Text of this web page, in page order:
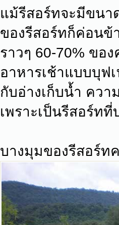
แม้รีสอร์ทจะมีขนา
ของรีสอร์ทก็ค่อนข้
ราวๆ 60-70% ขอ
อาหารเช้าแบบบุฟ
กับอ่างเก็บน้ำ ควา
เพราะเป็นรีสอร์ท
บางมุมของรีสอร์ท